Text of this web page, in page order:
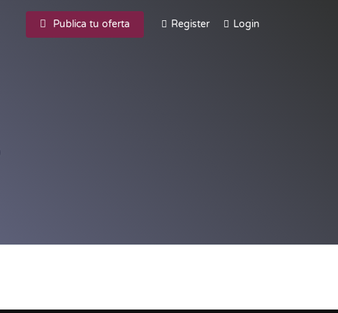
Publica tu oferta Register Login